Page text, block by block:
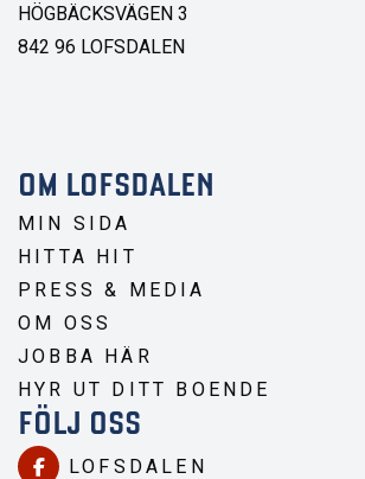
HÖGBÄCKSVÄGEN 3
842 96 LOFSDALEN
OM LOFSDALEN
MIN SIDA
HITTA HIT
PRESS & MEDIA
OM OSS
JOBBA HÄR
HYR UT DITT BOENDE
FÖLJ OSS
LOFSDALEN